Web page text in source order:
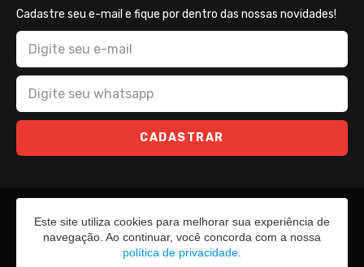
Cadastre seu e-mail e fique por dentro das nossas novidades!
CADASTRAR
Este site utiliza cookies para melhorar sua experiência de
navegação. Ao continuar, você concorda com a nossa
política de privacidade